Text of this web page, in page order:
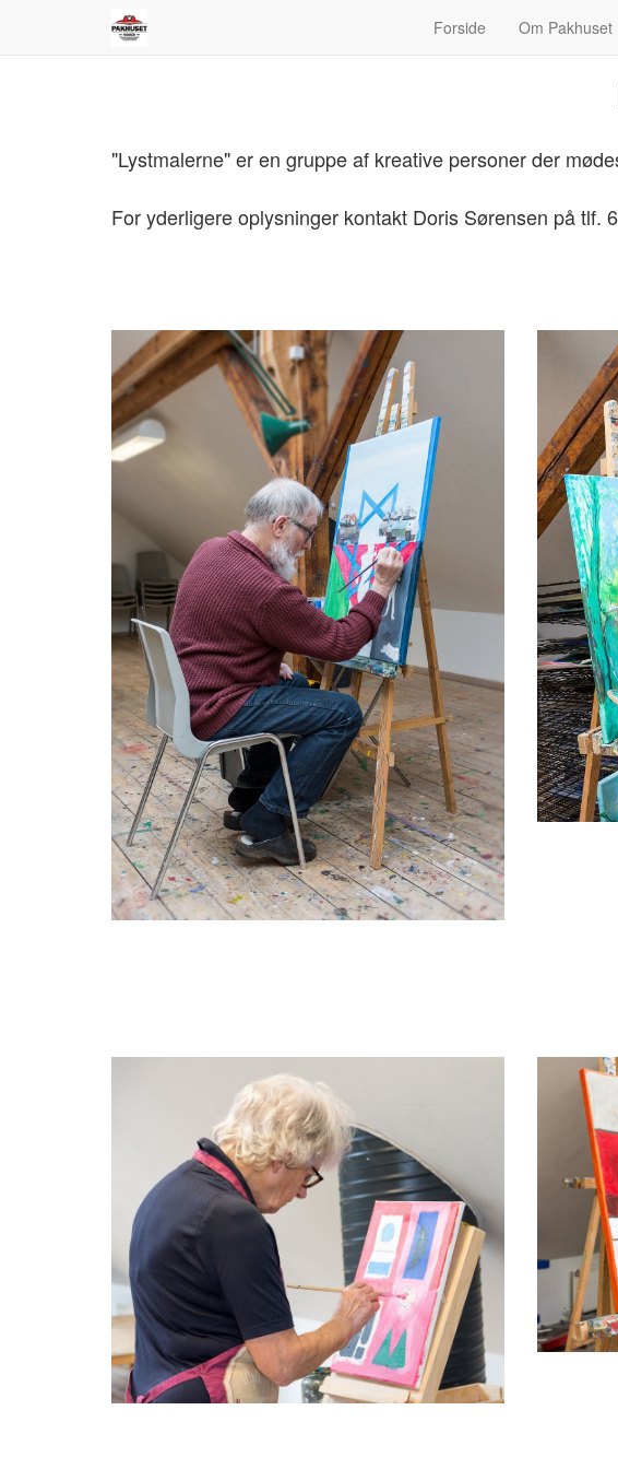
Forside Om Pakhuset
"Lystmalerne" er en gruppe af kreative personer der
For yderligere oplysninger kontakt Doris Sørensen på tlf.